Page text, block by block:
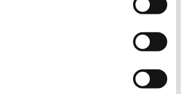
en Cinthya de Vaal vanuit Reos,
organisaties uit welzijn en zorg,
en Zekerheid als zorgverzekeraar.
platform voor inwoners,